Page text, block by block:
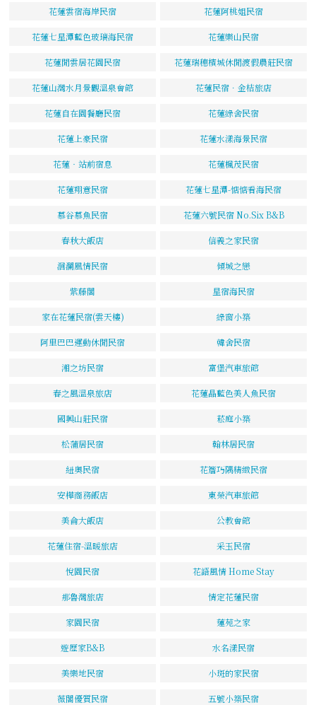
花蓮雲宿海岸民宿 花蓮阿桃姐民宿
花蓮七星潭藍色玻璃海民宿 花蓮樂山民宿
花蓮閒雲居花園民宿 花蓮瑞穗檳城休閒渡假農莊民宿
花蓮山灣水月景觀溫泉會館 花蓮民宿．金桔旅店
花蓮自在園餐廳民宿 花蓮綠舍民宿
花蓮上豪民宿 花蓮水漾海景民宿
花蓮‧站前宿息 花蓮楓茂民宿
花蓮翔意民宿 花蓮七星潭-惦惦看海民宿
慕谷慕魚民宿 花蓮六號民宿 No.Six B&B
春秋大飯店 信義之家民宿
洄瀾風情民宿 傾城之戀
紫藤閣 星宿海民宿
家在花蓮民宿(雲天樓) 綠窗小築
阿里巴巴運動休閒民宿 韓舍民宿
湘之坊民宿 富堡汽車旅館
春之風溫泉旅店 花蓮晶藍色美人魚民宿
國興山莊民宿 菘庭小築
松蒲居民宿 翰林居民宿
紐奧民宿 花簷巧隅精緻民宿
安樺商務飯店 東榮汽車旅館
美侖大飯店 公教會館
花蓮住宿-溫暖旅店 采玉民宿
悅園民宿 花語風情 Home Stay
那魯灣旅店 情定花蓮民宿
家園民宿 蓮苑之家
遊歷家B&B 水名漾民宿
美樂地民宿 小斑的家民宿
薇閣優質民宿 五號小築民宿